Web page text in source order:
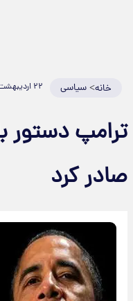
خانه>سیاسی ۲۲ اردیبهشت ۱۴۰۵
ترامپ دستور
صادر کرد